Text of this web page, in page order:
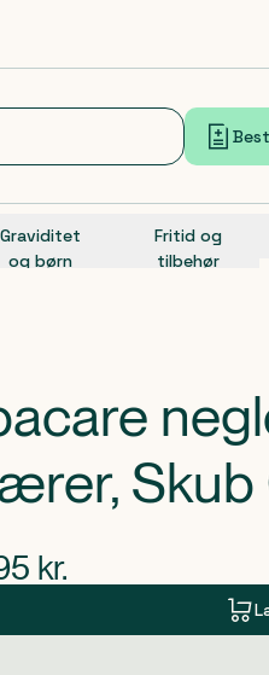
Graviditet
og børn
Fritid og
tilbehør
Skub
kr.